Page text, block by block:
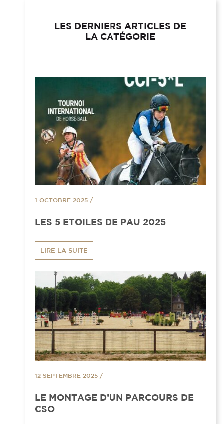
LES DERNIERS ARTICLES DE
LA CATÉGORIE
1 OCTOBRE 2025 /
LES 5 ETOILES DE PAU 2025
LIRE LA SUITE
12 SEPTEMBRE 2025 /
LE MONTAGE D’UN PARCOURS DE
CSO